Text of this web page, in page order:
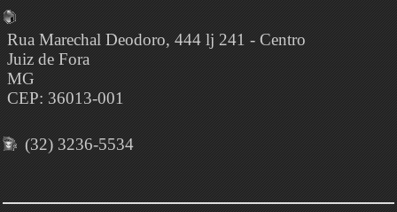
Rua Marechal Deodoro, 444 lj 241 - Centro
Juiz de Fora
MG
CEP: 36013-001
(32) 3236-5534